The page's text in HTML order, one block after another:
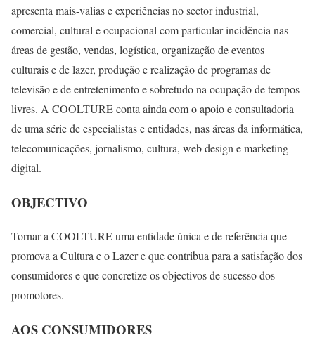
apresenta mais-valias e experiências no sector industrial,
comercial, cultural e ocupacional com particular incidência nas
áreas de gestão, vendas, logística, organização de eventos
culturais e de lazer, produção e realização de programas de
televisão e de entretenimento e sobretudo na ocupação de tempos
livres. A COOLTURE conta ainda com o apoio e consultadoria
de uma série de especialistas e entidades, nas áreas da informática,
telecomunicações, jornalismo, cultura, web design e marketing
digital.
OBJECTIVO
Tornar a COOLTURE uma entidade única e de referência que
promova a Cultura e o Lazer e que contribua para a satisfação dos
consumidores e que concretize os objectivos de sucesso dos
promotores.
AOS CONSUMIDORES